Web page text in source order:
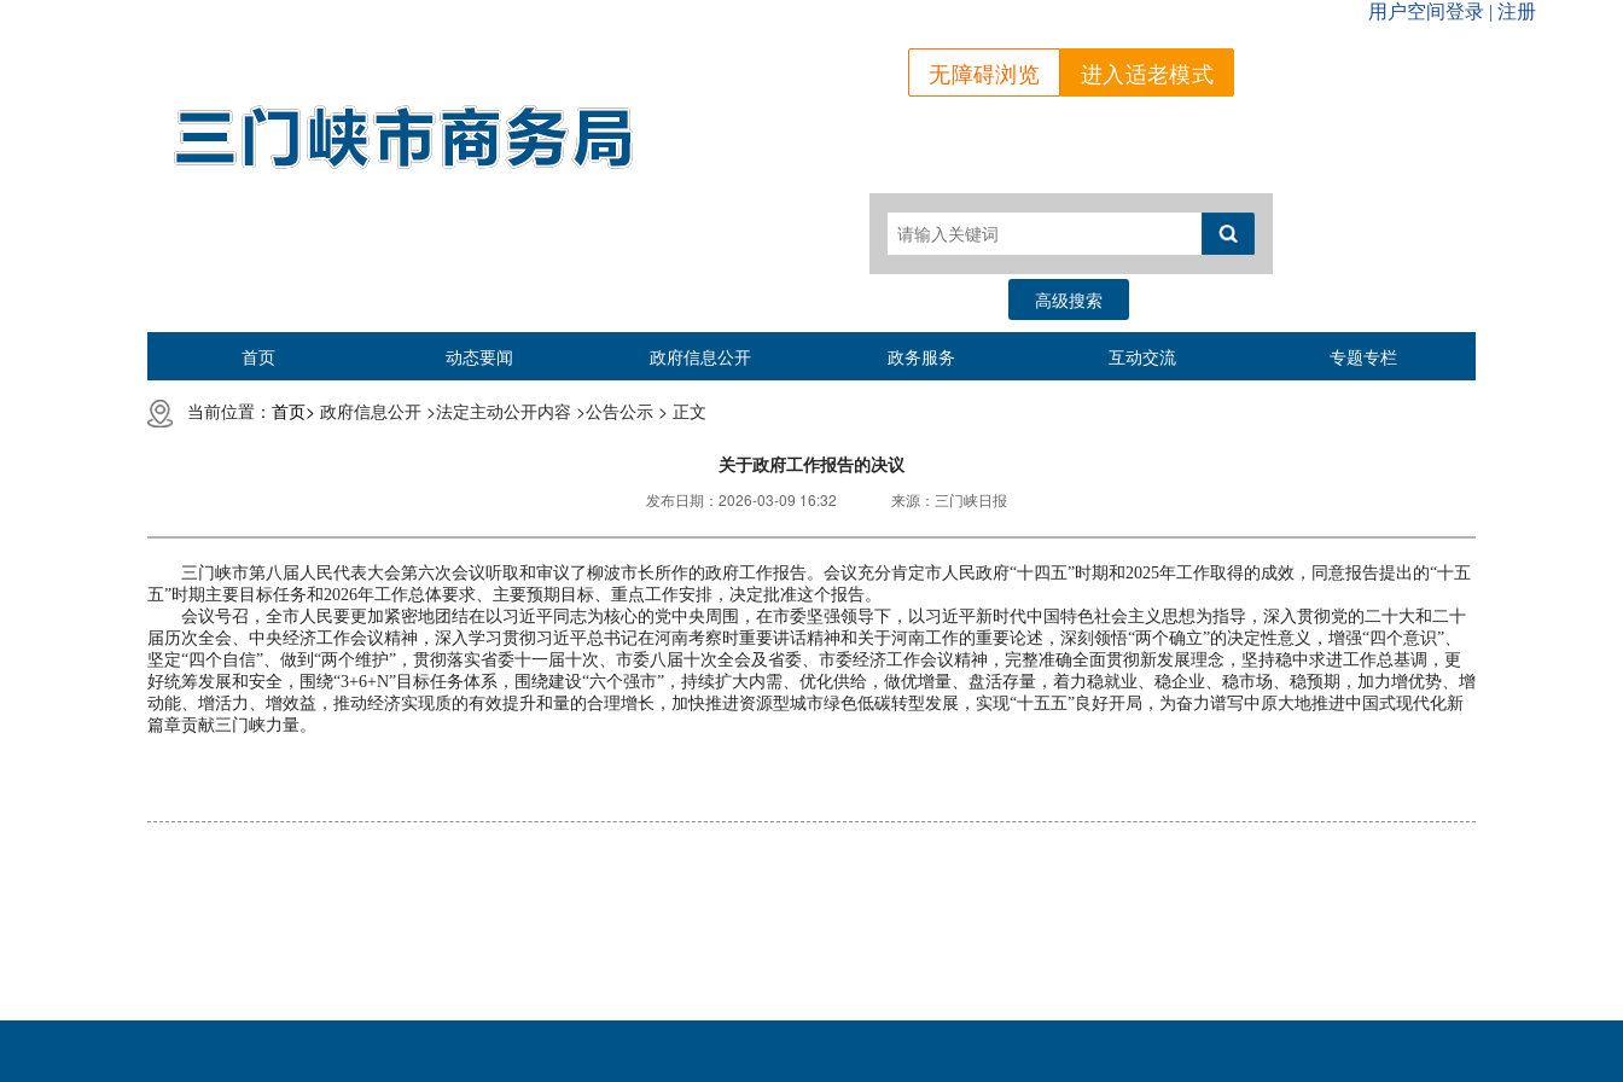
无障碍浏览 进入适老模式
高级搜索
首页 动态要闻 政府信息公开 政务服务 互动交流 专题专栏
当前位置： 首页> 政府信息公开 >法定主动公开内容 >公告公示 > 正文
关于政府工作报告的决议
发布日期： 2026-03-09 16:32 来源： 三门峡日报
三门峡市第八届人民代表大会第六次会议听取和审议了柳波市长所作的政府工作报告。会议充分肯定市人民政府“十四五”时期和2025年工作取得的成效，同意报告提出的“十五
五”时期主要目标任务和2026年工作总体要求、主要预期目标、重点工作安排，决定批准这个报告。
会议号召，全市人民要更加紧密地团结在以习近平同志为核心的党中央周围，在市委坚强领导下，以习近平新时代中国特色社会主义思想为指导，深入贯彻党的二十大和二十
届历次全会、中央经济工作会议精神，深入学习贯彻习近平总书记在河南考察时重要讲话精神和关于河南工作的重要论述，深刻领悟“两个确立”的决定性意义，增强“四个意识”、
坚定“四个自信”、做到“两个维护”，贯彻落实省委十一届十次、市委八届十次全会及省委、市委经济工作会议精神，完整准确全面贯彻新发展理念，坚持稳中求进工作总基调，更
好统筹发展和安全，围绕“3+6+N”目标任务体系，围绕建设“六个强市”，持续扩大内需、优化供给，做优增量、盘活存量，着力稳就业、稳企业、稳市场、稳预期，加力增优势、增
动能、增活力、增效益，推动经济实现质的有效提升和量的合理增长，加快推进资源型城市绿色低碳转型发展，实现“十五五”良好开局，为奋力谱写中原大地推进中国式现代化新
篇章贡献三门峡力量。